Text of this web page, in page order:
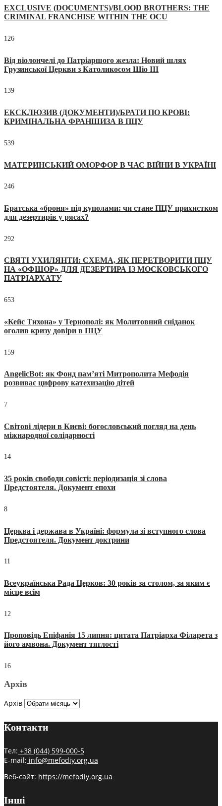
EXCLUSIVE (DOCUMENTS)/BLOOD BROTHERS: THE
CRIMINAL FRANCHISE WITHIN THE OCU
126
Від віолончелі до Патріаршого жезла: Новий шлях
Грузинської Церкви з Католикосом Шіо III
139
ЕКСКЛЮЗИВ (ДОКУМЕНТИ)/БРАТИ ПО КРОВІ:
КРИМІНАЛЬНА ФРАНШИЗА В ПЦУ
539
МАТЕРИНСЬКИЙ ОМОРФОР В ЧАС ВІЙНИ В УКРАЇНІ
246
Братська «броня» під куполами: чи стане ПЦУ прихистком
для дезертирів у рясах?
292
СВЯТІ УХИЛЯНТИ: СХЕМА, ЯК ПЕРЕТВОРИТИ ПЦУ
НА «ОФШОР» ДЛЯ ДЕЗЕРТИРА ІЗ МОСКОВСЬКОГО
ПАТРІАРХАТУ
653
«Кейс Тихона» у Тернополі: як Молитовний сніданок
оголив кризу довіри в ПЦУ
159
AngelicBot: як Фонд пам’яті Митрополита Мефодія
розвиває цифрову катехизацію дітей
7
Світові лідери в Києві: богословський погляд на день
міжнародної солідарності
14
35 років свободи совісті: періодизація зі слова
Предстоятеля. Документ епохи
8
Церква і держава в Україні: формула зі вступного слова
Предстоятеля. Документ доктрини
11
Всеукраїнська Рада Церков: 30 років за столом, за яким є
місце всім
12
Проповідь Епіфанія 15 липня: цитата Патріарха Філарета з
його амвона. Документ тяглості
16
Архів
Архів
Контакти
Тел: +38 (044) 599-000-5
E-mail: info@mefodiy.org.ua
Веб-сайт: https://mefodiy.org.ua
Інші